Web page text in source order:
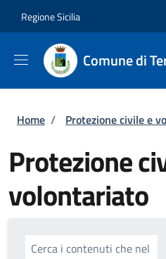
Regione Sicilia
Comune di
Briciole di pane
Home / Protezione civile e
Protezione
volontariato
Cerca i contenuti che nel